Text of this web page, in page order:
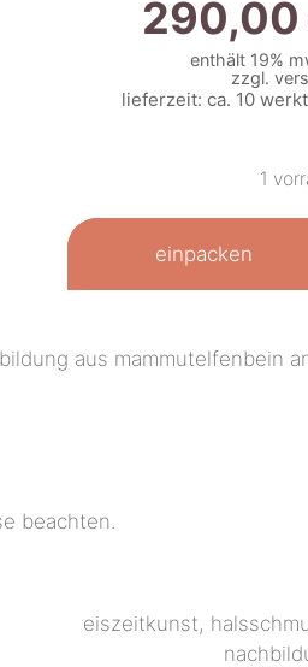
290,00
enthält 19%
zzgl.
lieferzeit: ca. 10
1
einpacken
aus mammutelfenbein
beachten.
eiszeitkunst,